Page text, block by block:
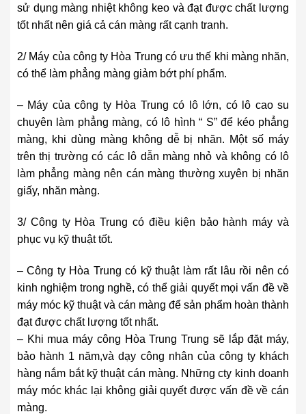
sử dụng màng nhiệt không keo và đạt được chất lượng
tốt nhất nên giá cả cán màng rất cạnh tranh.
2/ Máy của công ty Hòa Trung có ưu thế khi màng nhăn,
có thể làm phẳng màng giảm bớt phí phẩm.
– Máy của công ty Hòa Trung có lô lớn, có lô cao su
chuyên làm phẳng màng, có lô hình “ S” để kéo phẳng
màng, khi dùng màng không dễ bị nhăn. Một số máy
trên thị trường có các lô dẫn màng nhỏ và không có lô
làm phẳng màng nên cán màng thường xuyên bị nhăn
giấy, nhăn màng.
3/ Công ty Hòa Trung có điều kiện bảo hành máy và
phục vụ kỹ thuật tốt.
– Công ty Hòa Trung có kỹ thuật làm rất lâu rồi nên có
kinh nghiệm trong nghề, có thể giải quyết mọi vấn đề về
máy móc kỹ thuật và cán màng để sản phẩm hoàn thành
đạt được chất lượng tốt nhất.
– Khi mua máy công Hòa Trung Trung sẽ lắp đặt máy,
bảo hành 1 năm,và dạy công nhân của công ty khách
hàng nắm bắt kỹ thuật cán màng. Những cty kinh doanh
máy móc khác lại không giải quyết được vấn đề về cán
màng.